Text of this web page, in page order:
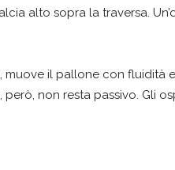
alto sopra la traversa.
il pallone con fluidità
non resta passivo. Gli